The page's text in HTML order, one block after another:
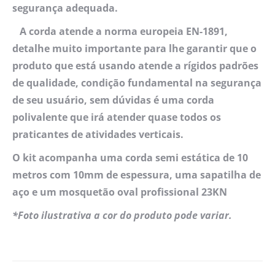
segurança adequada.
A corda atende a norma europeia EN-1891,
detalhe muito importante para lhe garantir que o
produto que está usando atende a rígidos padrões
de qualidade, condição fundamental na segurança
de seu usuário, sem dúvidas é uma corda
polivalente que irá atender quase todos os
praticantes de atividades verticais.
O kit acompanha uma corda semi estática de 10
metros com 10mm de espessura, uma sapatilha de
aço e um mosquetão oval profissional 23KN
*Foto ilustrativa a cor do produto pode variar.